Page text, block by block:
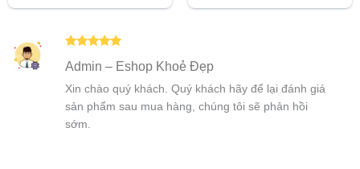
hạng55
Admin – Eshop Khoẻ Đẹp
Xin chào quý khách. Quý khách hãy để lại đánh giá
sản phẩm sau mua hàng, chúng tôi sẽ phản hồi
sớm.